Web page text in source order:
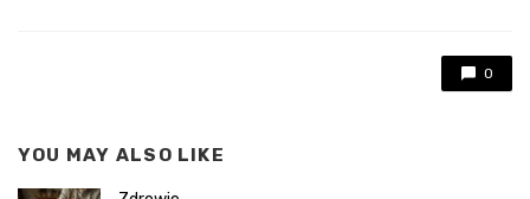
0
YOU MAY ALSO LIKE